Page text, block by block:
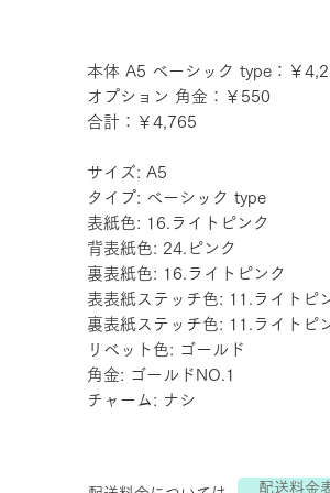
本体 A5 ベーシック type：￥
オプション 角金：￥550
合計：￥4,765
サイズ: A5
タイプ: ベーシック type
表紙色: 16.ライトピンク
背表紙色: 24.ピンク
裏表紙色: 16.ライトピンク
表表紙ステッチ色: 11.ライトピ
裏表紙ステッチ色: 11.ライトピ
リベット色: ゴールド
角金: ゴールドNO.1
チャーム: ナシ
配送料金